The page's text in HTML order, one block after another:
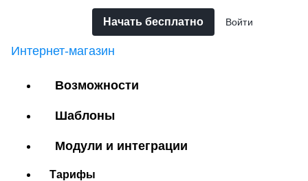
Начать бесплатно Войти
Интернет-магазин
Возможности
Шаблоны
Модули и интеграции
Тарифы